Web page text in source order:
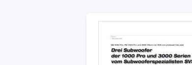
lassen
sich